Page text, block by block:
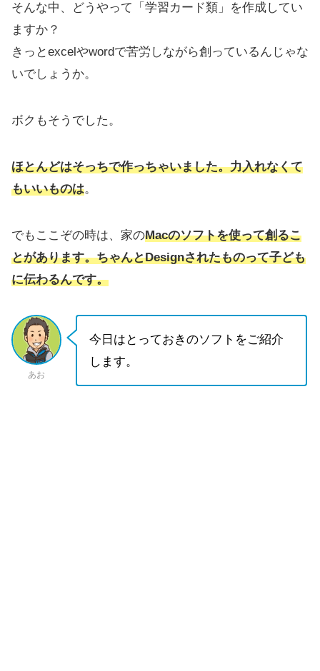
そんな中、どうやって「学習カード類」を作成してい
ますか？
きっとexcelやwordで苦労しながら創っているんじゃな
いでしょうか。
ボクもそうでした。
ほとんどはそっちで作っちゃいました。力入れなくて
もいいものは。
でもここぞの時は、家のMacのソフトを使って創るこ
とがあります。ちゃんとDesignされたものって子ども
に伝わるんです。
あお
今日はとっておきのソフトをご紹介
します。